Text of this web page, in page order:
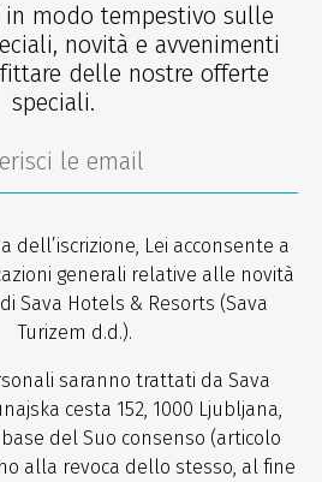
in modo tempestivo sulle
novità e avvenimenti
delle nostre offerte
speciali.
dell’iscrizione, Lei acconsente a
generali relative alle novità
Sava Hotels & Resorts (Sava
Turizem d.d.).
saranno trattati da Sava
cesta 152, 1000 Ljubljana,
del Suo consenso (articolo
alla revoca dello stesso, al fine